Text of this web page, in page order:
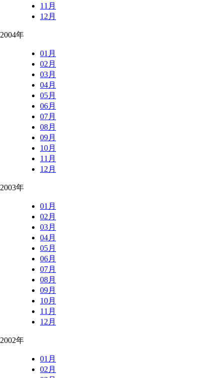
11月
12月
2004年
01月
02月
03月
04月
05月
06月
07月
08月
09月
10月
11月
12月
2003年
01月
02月
03月
04月
05月
06月
07月
08月
09月
10月
11月
12月
2002年
01月
02月